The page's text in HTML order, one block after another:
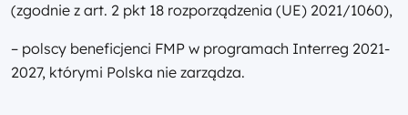
(zgodnie z art. 2 pkt 18 rozporządzenia (UE) 2021/1060),
– polscy beneficjenci FMP w programach Interreg 2021-
2027, którymi Polska nie zarządza.